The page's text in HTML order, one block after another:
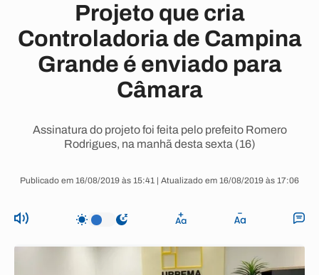
Projeto que cria
Controladoria de Campina
Grande é enviado para
Câmara
Assinatura do projeto foi feita pelo prefeito Romero
Rodrigues, na manhã desta sexta (16)
Publicado em 16/08/2019 às 15:41 | Atualizado em 16/08/2019 às 17:06